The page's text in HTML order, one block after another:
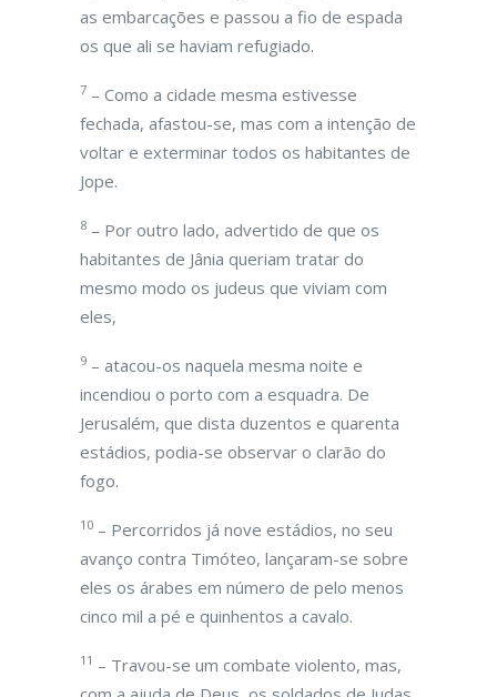
as embarcações e passou a fio de espada
os que ali se haviam refugiado.
7 – Como a cidade mesma estivesse
fechada, afastou-se, mas com a intenção de
voltar e exterminar todos os habitantes de
Jope.
8 – Por outro lado, advertido de que os
habitantes de Jânia queriam tratar do
mesmo modo os judeus que viviam com
eles,
9 – atacou-os naquela mesma noite e
incendiou o porto com a esquadra. De
Jerusalém, que dista duzentos e quarenta
estádios, podia-se observar o clarão do
fogo.
10 – Percorridos já nove estádios, no seu
avanço contra Timóteo, lançaram-se sobre
eles os árabes em número de pelo menos
cinco mil a pé e quinhentos a cavalo.
11 – Travou-se um combate violento, mas,